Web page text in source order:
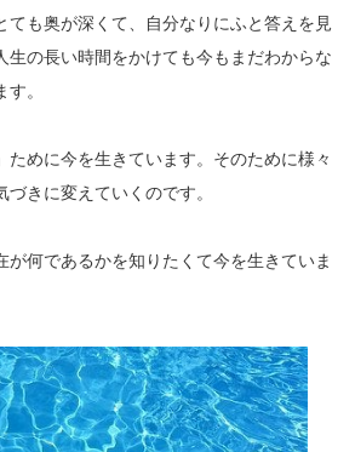
ても奥が深くて、自分なりにふと答えを見
生の長い時間をかけても今もまだわからな
。
ために今を生きています。そのために様々
きに変えていくのです。
が何であるかを知りたくて今を生きていま